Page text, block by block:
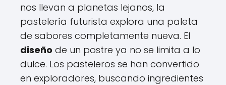
nos llevan a planetas lejanos, la
pastelería futurista explora una paleta
de sabores completamente nueva. El
diseño de un postre ya no se limita a lo
dulce. Los pasteleros se han convertido
en exploradores, buscando ingredientes